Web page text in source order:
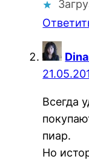
Всегда
пиар.
Но